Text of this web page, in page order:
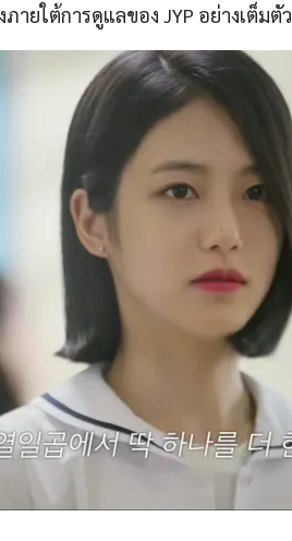
ยใต้การดูแลของ JYP อย่างเต็มตัว